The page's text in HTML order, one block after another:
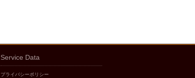
Service Data
プライバシーポリシー